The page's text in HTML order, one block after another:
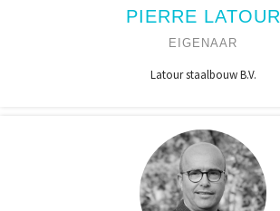
PIERRE LATOUR
EIGENAAR
Latour staalbouw B.V.